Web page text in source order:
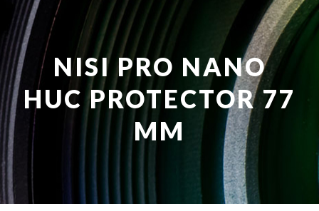
CAMERA’S OBJECTIEVEN ACCESSOIRES
NATUUROBSERVATIE MEDIA EN ENERGIE
STUDIOFOTOGRAFIE OCCASIONS
NISI PRO NANO
HUC PROTECTOR 77
MM